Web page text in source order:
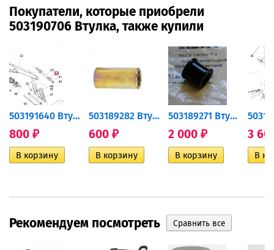
Покупатели, которые приобрели
503190706 Втулка, также купили
503191640 Втулка
800 ₽
503189282 Втулка Ski-Doo
600 ₽
503189271 Втулка Ski-Doo
2 000 ₽ 3
Рекомендуем посмотреть